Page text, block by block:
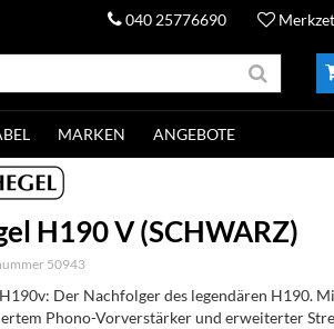
040 25776690
MARKEN ANGEBOTE
H190 V (SCHWARZ)
50943
Der Nachfolger des legendären H190.
Phono-Vorverstärker und erweiterter